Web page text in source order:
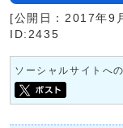
[公開日：2017年9
ID:2435
ソーシャルサイトへ